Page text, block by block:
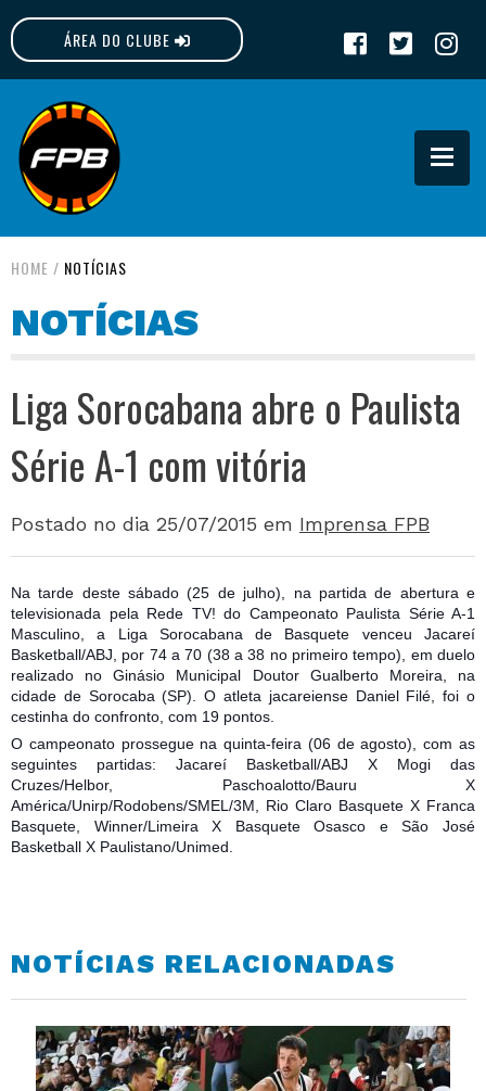
ÁREA DO CLUBE
FPB
HOME / NOTÍCIAS
NOTÍCIAS
Liga Sorocabana abre o Paulista
Série A-1 com vitória
Postado no dia 25/07/2015 em Imprensa FPB
Na tarde deste sábado (25 de julho), na partida de abertura e
televisionada pela Rede TV! do Campeonato Paulista Série A-1
Masculino, a Liga Sorocabana de Basquete venceu Jacareí
Basketball/ABJ, por 74 a 70 (38 a 38 no primeiro tempo), em duelo
realizado no Ginásio Municipal Doutor Gualberto Moreira, na
cidade de Sorocaba (SP). O atleta jacareiense Daniel Filé, foi o
cestinha do confronto, com 19 pontos.
O campeonato prossegue na quinta-feira (06 de agosto), com as
seguintes partidas: Jacareí Basketball/ABJ X Mogi das
Cruzes/Helbor, Paschoalotto/Bauru X
América/Unirp/Rodobens/SMEL/3M, Rio Claro Basquete X Franca
Basquete, Winner/Limeira X Basquete Osasco e São José
Basketball X Paulistano/Unimed.
NOTÍCIAS RELACIONADAS